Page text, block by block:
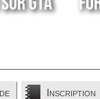
Inscription